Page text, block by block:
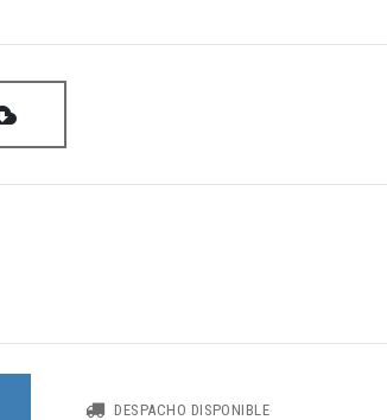
DESPACHO DISPONIBLE